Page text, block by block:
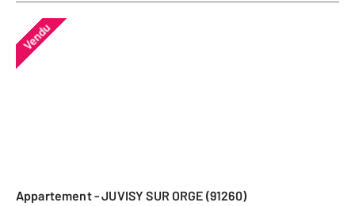
Vendu
Appartement - JUVISY SUR ORGE (91260)